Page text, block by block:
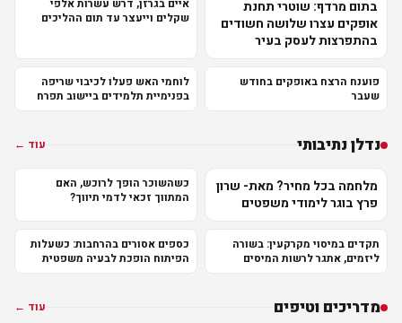
בתום מרדף: שוטרי תחנת
אופקים עצרו שלושה חשודים
בהתפרצות לעסק בעיר
איים בגרזן, דרש עשרות אלפי
שקלים וייעצר עד תום ההליכים
פוענח הרצח באופקים בחודש
שעבר
לוחמי האש פעלו לכיבוי שריפה
בפנימיית תלמידים ביישוב תפרח
נדלן נתיבותי עוד ←
מלחמה בכל מחיר? מאת- שרון
פרץ בוגר לימודי משפטים
כשהשוכר הופך לרוכש, האם
המתווך זכאי לדמי תיווך?
תקדים במיסוי מקרקעין: בשורה
ליזמים, אתגר לרשות המיסים
כספים אסורים בהרחבות: כשעלות
הפיתוח הופכת לבעיה משפטית
מדריכים וטיפים עוד ←